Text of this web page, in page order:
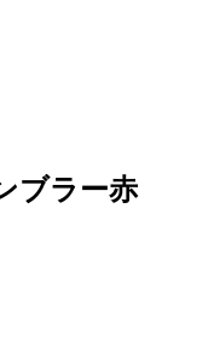
ブラー赤